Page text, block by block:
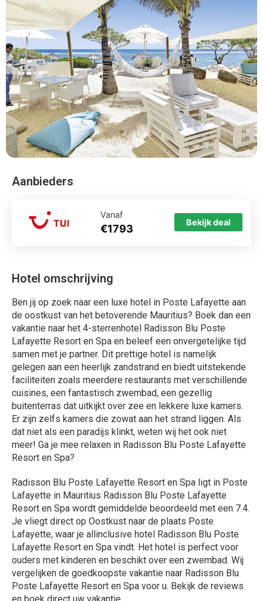
Hotel omschrijving
Ben jij op zoek naar een luxe hotel in Poste Lafayette aan
de oostkust van het betoverende Mauritius? Boek dan een
vakantie naar het 4-sterrenhotel Radisson Blu Poste
Lafayette Resort en Spa en beleef een onvergetelijke tijd
samen met je partner. Dit prettige hotel is namelijk
gelegen aan een heerlijk zandstrand en biedt uitstekende
faciliteiten zoals meerdere restaurants met verschillende
cuisines, een fantastisch zwembad, een gezellig
buitenterras dat uitkijkt over zee en lekkere luxe kamers.
Er zijn zelfs kamers die zowat aan het strand liggen. Als
dat niet als een paradijs klinkt, weten wij het ook niet
meer! Ga je mee relaxen in Radisson Blu Poste Lafayette
Resort en Spa?
Radisson Blu Poste Lafayette Resort en Spa ligt in Poste
Lafayette in Mauritius Radisson Blu Poste Lafayette
Resort en Spa wordt gemiddelde beoordeeld met een 7.4.
Je vliegt direct op Oostkust naar de plaats Poste
Lafayette, waar je allinclusive hotel Radisson Blu Poste
Lafayette Resort en Spa vindt. Het hotel is perfect voor
ouders met kinderen en beschikt over een zwembad. Wij
vergelijken de goedkoopste vakantie naar Radisson Blu
Poste Lafayette Resort en Spa voor u. Bekijk de reviews
en boek direct uw vakantie.
Aanbieders
Vanaf
€1793 Bekijk deal